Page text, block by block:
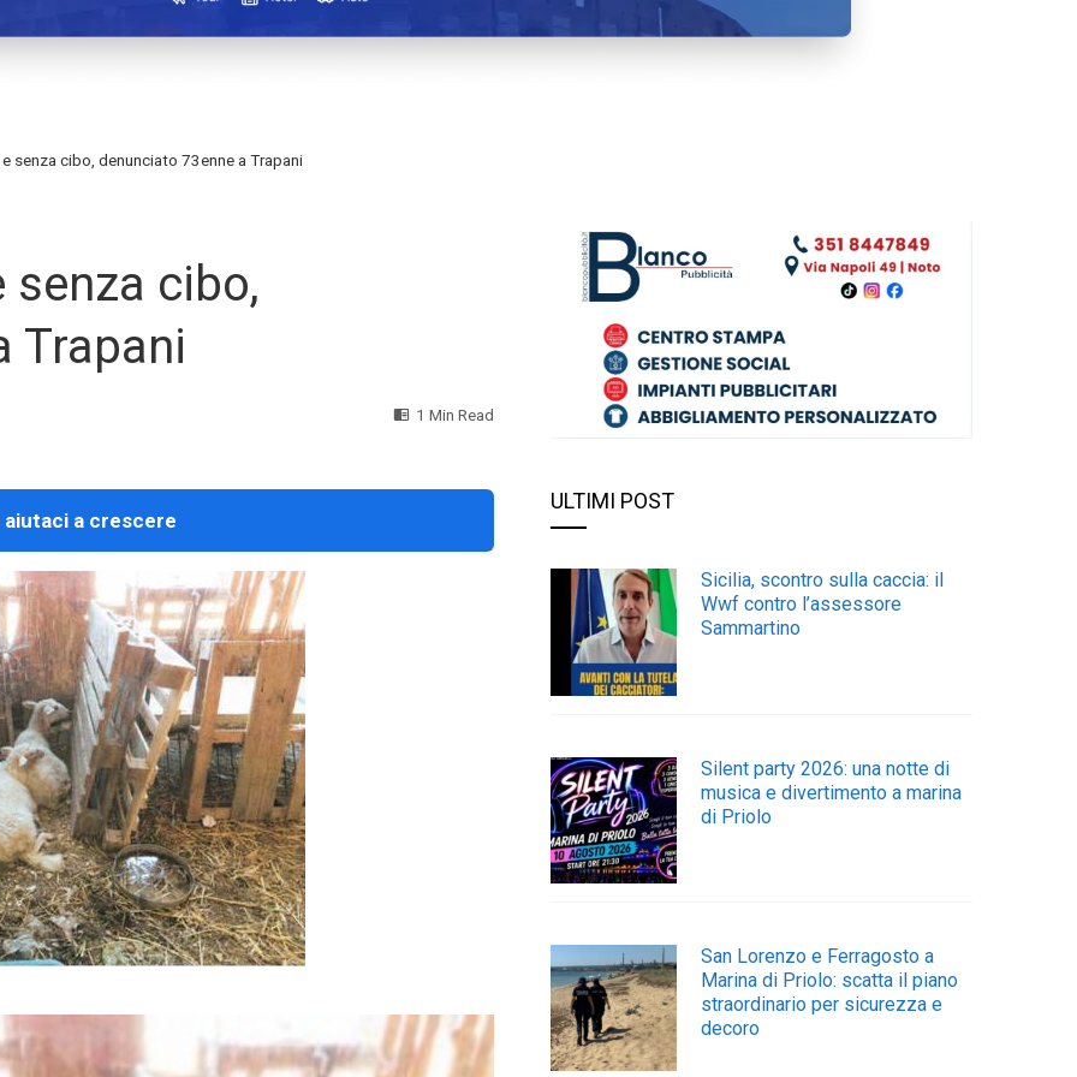
senza cibo, denunciato 73enne a Trapani
cibo,
Trapani
1 Min Read
aiutaci a crescere
ULTIMI POST
Sicilia, scontro sulla caccia: il
Wwf contro l’assessore
Sammartino
Silent party 2026: una notte di
musica e divertimento a marina
di Priolo
San Lorenzo e Ferragosto a
Marina di Priolo: scatta il piano
straordinario per sicurezza e
decoro